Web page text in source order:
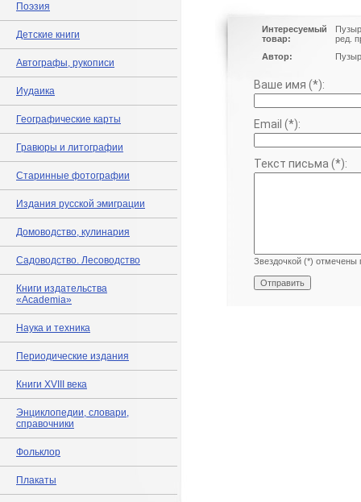
Поэзия
Детские книги
Автографы, рукописи
Иудаика
Географические карты
Гравюры и литографии
Старинные фотографии
Издания русской эмиграции
Домоводство, кулинария
Садоводство. Лесоводство
Книги издательства
«Academia»
Наука и техника
Периодические издания
Книги XVIII века
Энциклопедии, словари,
справочники
Фольклор
Плакаты
Интересуемый
товар:
ред.
Автор:
Ваше имя (*):
Email (*):
Текст письма (*):
Звездочкой (*) отмечены